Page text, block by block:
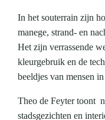
In het souterrain zijn
manege, strand- en
Het zijn verrassende
kleurgebruik en de
beeldjes van mensen
Theo de Feyter toont
stadsgezichten en